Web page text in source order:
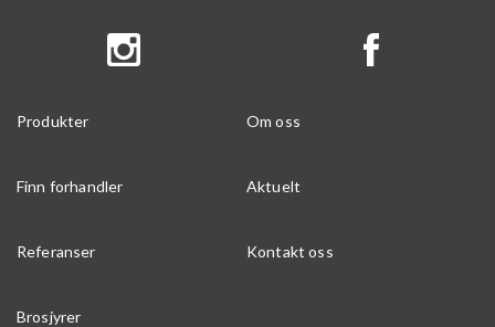
Produkter Om oss
Finn forhandler Aktuelt
Referanser Kontakt oss
Brosjyrer